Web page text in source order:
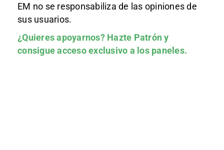
EM no se responsabiliza de las opiniones de
sus usuarios.
¿Quieres apoyarnos? Hazte Patróny
consigue acceso exclusivo a los paneles.